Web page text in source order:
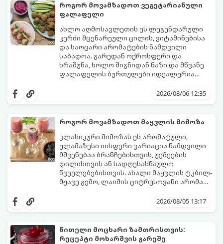
როგორ მოვამზადოთ ვეგეტარიანული
ფალაფელი
ახლო აღმოსავლეთის ეს ლეგენდარული
კერძი მცენარეული ცილის, ვიტამინებისა
და საოცარი არომატების ნამდვილი
საბადოა. გარედან ოქროსფერი და
ხრაშუნა, ხოლო შიგნიდან ნაზი და მწვანე
ფალაფელის ბურთულები იდეალურია
სალათებთან ერთად ან ტახინის (სესამის)
მდგომარეობს, რომ გამოიყენება
შეწვისას ფორმა იდეალურად შეინარჩუნოს
და არ დაიშალოს.
მომზადების დრო: 20 წუთი (დამატებით
მუხუდოს ჩალბობის დრო: 12-24 საათი)
შეწვის დრო: 10–15 წუთი ულუფა: 20–24 ცალი
ბურთულა (4–6 პორცია)
2026/08/06 12:35
როგორ მოვამზადოთ მაყვლის მიმოზა
კლასიკური მიმოზას ეს არომატული,
ულამაზესი იისფერი ვარიაცია ნამდვილი
მშვენებაა ბრანჩებისთვის, უქმეების
დილისთვის ან სადღესასწაულო
წვეულებებისთვის. ახალი მაყვლის ტკბილ-
მჟავე გემო, ლაიმის ციტრუსოვანი არომატი
საოცრად დახვეწილ და მაგრილებელ
და მის მომზადებას მინიმალური
პორცია
2026/08/05 13:17
წითელი მოცხარი ზამთრისთვის:
რეცეპტი მოხარშვის გარეშე